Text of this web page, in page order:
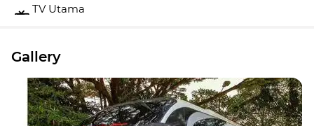
TV Utama
Gallery